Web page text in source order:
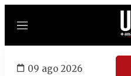
Menú
09 ago 2026